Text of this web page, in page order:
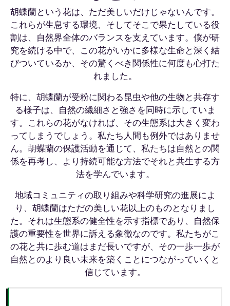
胡蝶蘭という花は、ただ美しいだけじゃないんです。
これらが生息する環境、そしてそこで果たしている役
割は、自然界全体のバランスを支えています。僕が研
究を続ける中で、この花がいかに多様な生命と深く結
びついているか、その驚くべき関係性に何度も心打た
れました。
特に、胡蝶蘭が受粉に関わる昆虫や他の生物と共存す
る様子は、自然の繊細さと強さを同時に示していま
す。これらの花がなければ、その生態系は大きく変わ
ってしまうでしょう。私たち人間も例外ではありませ
ん。胡蝶蘭の保護活動を通じて、私たちは自然との関
係を再考し、より持続可能な方法でそれと共生する方
法を学んでいます。
地域コミュニティの取り組みや科学研究の進展によ
り、胡蝶蘭はただの美しい花以上のものとなりまし
た。それは生態系の健全性を示す指標であり、自然保
護の重要性を世界に訴える象徴なのです。私たちがこ
の花と共に歩む道はまだ長いですが、その一歩一歩が
自然とのより良い未来を築くことにつながっていくと
信じています。